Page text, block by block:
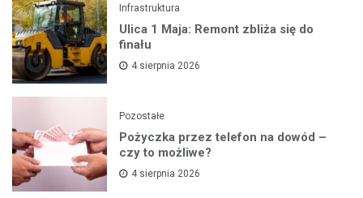
Infrastruktura
Ulica 1 Maja: Remont zbliża się do
finału
4 sierpnia 2026
Pozostałe
Pożyczka przez telefon na dowód –
czy to możliwe?
4 sierpnia 2026